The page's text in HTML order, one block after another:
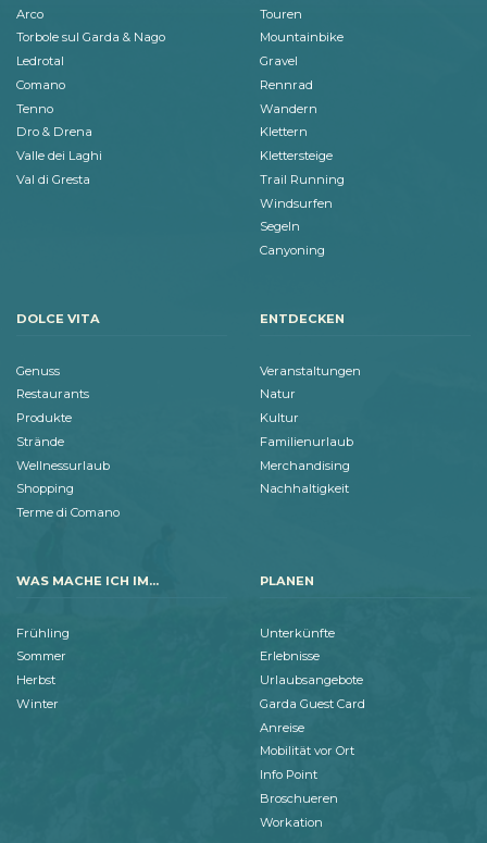
Arco
Torbole sul Garda & Nago
Ledrotal
Comano
Tenno
Dro & Drena
Valle dei Laghi
Val di Gresta
Touren
Mountainbike
Gravel
Rennrad
Wandern
Klettern
Klettersteige
Trail Running
Windsurfen
Segeln
Canyoning
DOLCE VITA
Genuss
Restaurants
Produkte
Strände
Wellnessurlaub
Shopping
Terme di Comano
ENTDECKEN
Veranstaltungen
Natur
Kultur
Familienurlaub
Merchandising
Nachhaltigkeit
WAS MACHE ICH IM...
Frühling
Sommer
Herbst
Winter
PLANEN
Unterkünfte
Erlebnisse
Urlaubsangebote
Garda Guest Card
Anreise
Mobilität vor Ort
Info Point
Broschueren
Workation